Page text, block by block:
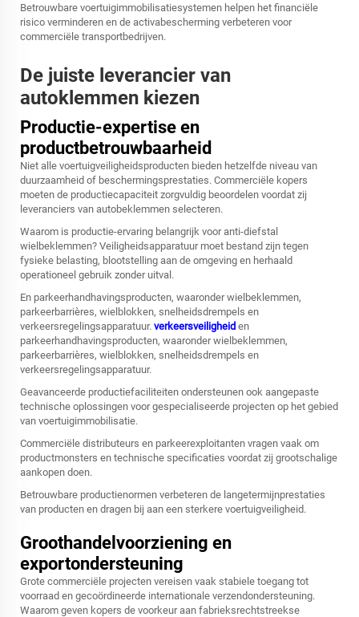
Betrouwbare voertuigimmobilisatiesystemen helpen het financiële
risico verminderen en de activabescherming verbeteren voor
commerciële transportbedrijven.
De juiste leverancier van
autoklemmen kiezen
Productie-expertise en
productbetrouwbaarheid
Niet alle voertuigveiligheidsproducten bieden hetzelfde niveau van
duurzaamheid of beschermingsprestaties. Commerciële kopers
moeten de productiecapaciteit zorgvuldig beoordelen voordat zij
leveranciers van autobeklemmen selecteren.
Waarom is productie-ervaring belangrijk voor anti-diefstal
wielbeklemmen? Veiligheidsapparatuur moet bestand zijn tegen
fysieke belasting, blootstelling aan de omgeving en herhaald
operationeel gebruik zonder uitval.
En parkeerhandhavingsproducten, waaronder wielbeklemmen,
parkeerbarrières, wielblokken, snelheidsdrempels en
verkeersregelingsapparatuur. verkeersveiligheid en
parkeerhandhavingsproducten, waaronder wielbeklemmen,
parkeerbarrières, wielblokken, snelheidsdrempels en
verkeersregelingsapparatuur.
Geavanceerde productiefaciliteiten ondersteunen ook aangepaste
technische oplossingen voor gespecialiseerde projecten op het gebied
van voertuigimmobilisatie.
Commerciële distributeurs en parkeerexploitanten vragen vaak om
productmonsters en technische specificaties voordat zij grootschalige
aankopen doen.
Betrouwbare productienormen verbeteren de langetermijnprestaties
van producten en dragen bij aan een sterkere voertuigveiligheid.
Groothandelvoorziening en
exportondersteuning
Grote commerciële projecten vereisen vaak stabiele toegang tot
voorraad en gecoördineerde internationale verzendondersteuning.
Waarom geven kopers de voorkeur aan fabrieksrechtstreekse